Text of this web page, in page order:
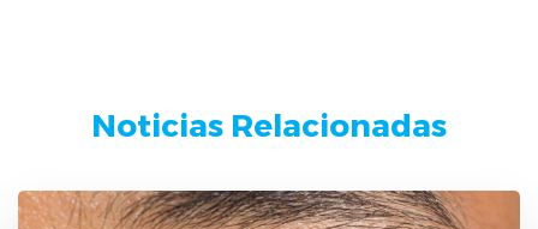
Noticias Relacionadas